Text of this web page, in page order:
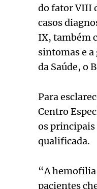
do fator VIII
casos
IX, também
sintomas e
da Saúde, o
Para
Centro
os principais
qualificada.
“A
pacientes